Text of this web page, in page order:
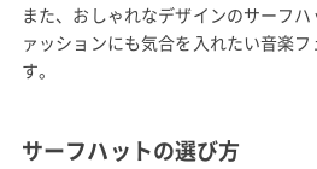
また、おしゃれなデザインのサーフ
ァッションにも気合を入れたい音楽
す。
サーフハットの選び方